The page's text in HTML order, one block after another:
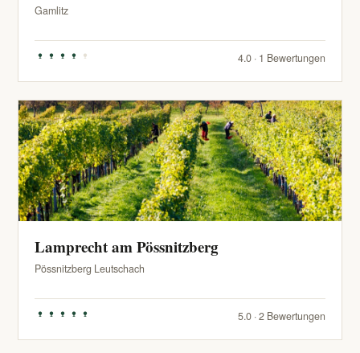
Gamlitz
4.0 · 1 Bewertungen
Lamprecht am Pössnitzberg
Pössnitzberg Leutschach
5.0 · 2 Bewertungen